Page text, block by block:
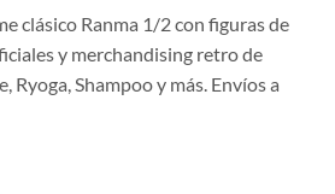
clásico Ranma 1/2 con figuras de
y merchandising retro de
Ryoga, Shampoo y más. Envíos a